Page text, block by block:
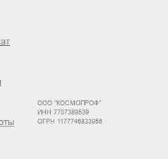
ООО "КОСМОПРОФ"
ИНН 7707389539
ОГРН 1177746833956